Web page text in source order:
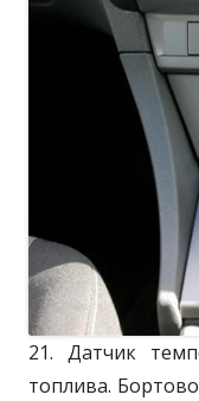
21. Датчик
топлива.